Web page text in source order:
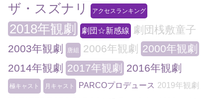
ザ・スズナリ
アクセスランキング
2018年観劇 劇団☆新感線
劇団桟敷童子
2003年観劇
唐組 2006年観劇
2000年観劇
2014年観劇 2017年観劇 2016年観劇
極キャスト 月キャスト PARCOプロデュース 2019年観劇